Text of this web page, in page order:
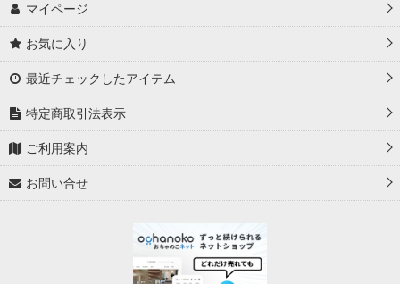
マイページ
お気に入り
最近チェックしたアイテム
特定商取引法表示
ご利用案内
お問い合せ